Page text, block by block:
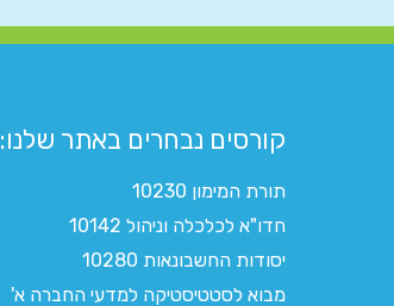
קורסים נבחרים באתר שלנו:​
תורת המימון 10230
חדו"א לכלכלה וניהול 10142
יסודות החשבונאות 10280
מבוא לסטטיסטיקה למדעי החברה א'